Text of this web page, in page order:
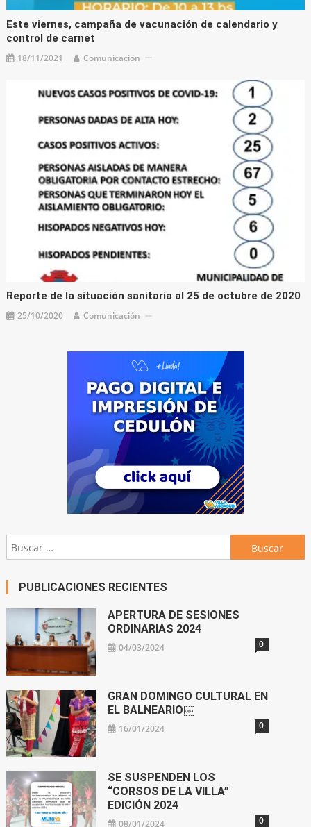
Este viernes, campaña de vacunación de calendario y
control de carnet
18/11/2021 Comunicación
Reporte de la situación sanitaria al 25 de octubre de 2020
25/10/2020 Comunicación
Buscar:
PUBLICACIONES RECIENTES
APERTURA DE SESIONES
ORDINARIAS 2024
04/03/2024 0
GRAN DOMINGO CULTURAL EN
EL BALNEARIO￼
16/01/2024 0
SE SUSPENDEN LOS
“CORSOS DE LA VILLA”
EDICIÓN 2024
08/01/2024 0